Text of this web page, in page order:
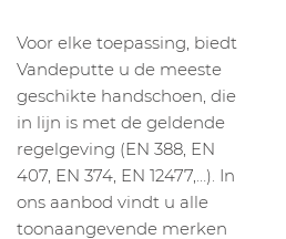
Voor elke toepassing, biedt
Vandeputte u de meeste
geschikte handschoen, die
in lijn is met de geldende
regelgeving (EN 388, EN
407, EN 374, EN 12477,…). In
ons aanbod vindt u alle
toonaangevende merken